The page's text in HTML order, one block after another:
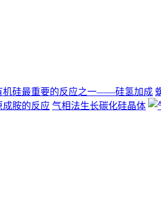
气相法生长碳化硅晶体